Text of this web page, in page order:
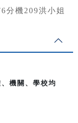
分機209洪小姐
機關、學校均